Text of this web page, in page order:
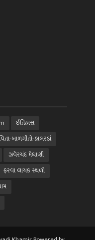
ઈતિહાસ
બાળગીતો-હાલરડાં
ઝવેરચંદ મેઘાણી
ફરવા લાયક સ્થળો